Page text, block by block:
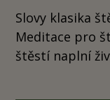
Slovy klasika
Meditace pro
štěstí naplní